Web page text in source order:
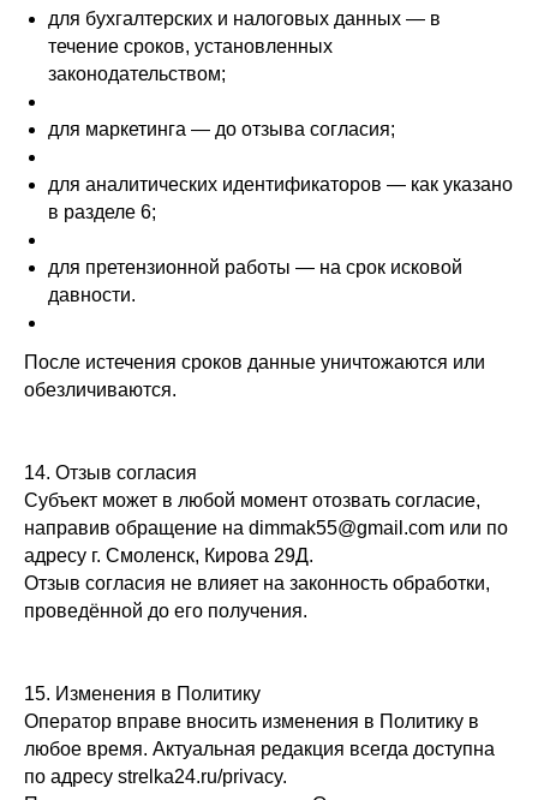
для бухгалтерских и налоговых данных — в
течение сроков, установленных
законодательством;
для маркетинга — до отзыва согласия;
для аналитических идентификаторов — как указано
в разделе 6;
для претензионной работы — на срок исковой
давности.
После истечения сроков данные уничтожаются или
обезличиваются.
14. Отзыв согласия
Субъект может в любой момент отозвать согласие,
направив обращение на dimmak55@gmail.com или по
адресу г. Смоленск, Кирова 29Д.
Отзыв согласия не влияет на законность обработки,
проведённой до его получения.
15. Изменения в Политику
Оператор вправе вносить изменения в Политику в
любое время. Актуальная редакция всегда доступна
по адресу strelka24.ru/privacy.